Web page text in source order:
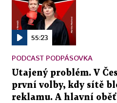
55:23
PODCAST PODPÁSOVKA
Utajený problém. V
první volby, kdy sítě
reklamu. A hlavní